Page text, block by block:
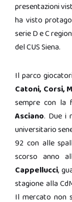
presentazioni
ha visto
serie D e C
del CUS Siena.
Il parco
Catoni, Corsi,
sempre con la
Asciano. Due i
universitario
92 con alle
scorso anno
Cappellucci,
stagione alla
Il mercato non